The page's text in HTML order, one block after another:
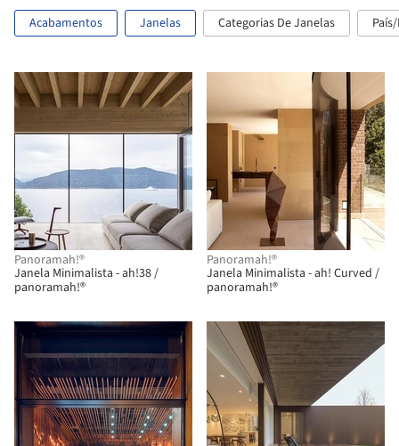
Acabamentos Janelas Categorias De Janelas
Panoramah!®
Janela Minimalista - ah!38 /
panoramah!®
Panoramah!®
Janela Minimalista - ah! Curved /
panoramah!®